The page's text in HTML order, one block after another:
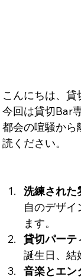
こんにちは、
今回は貸切Bar
都会の喧騒から
読ください。
洗練された
自のデザ
ます。
貸切パーテ
誕生日、結
音楽とエン